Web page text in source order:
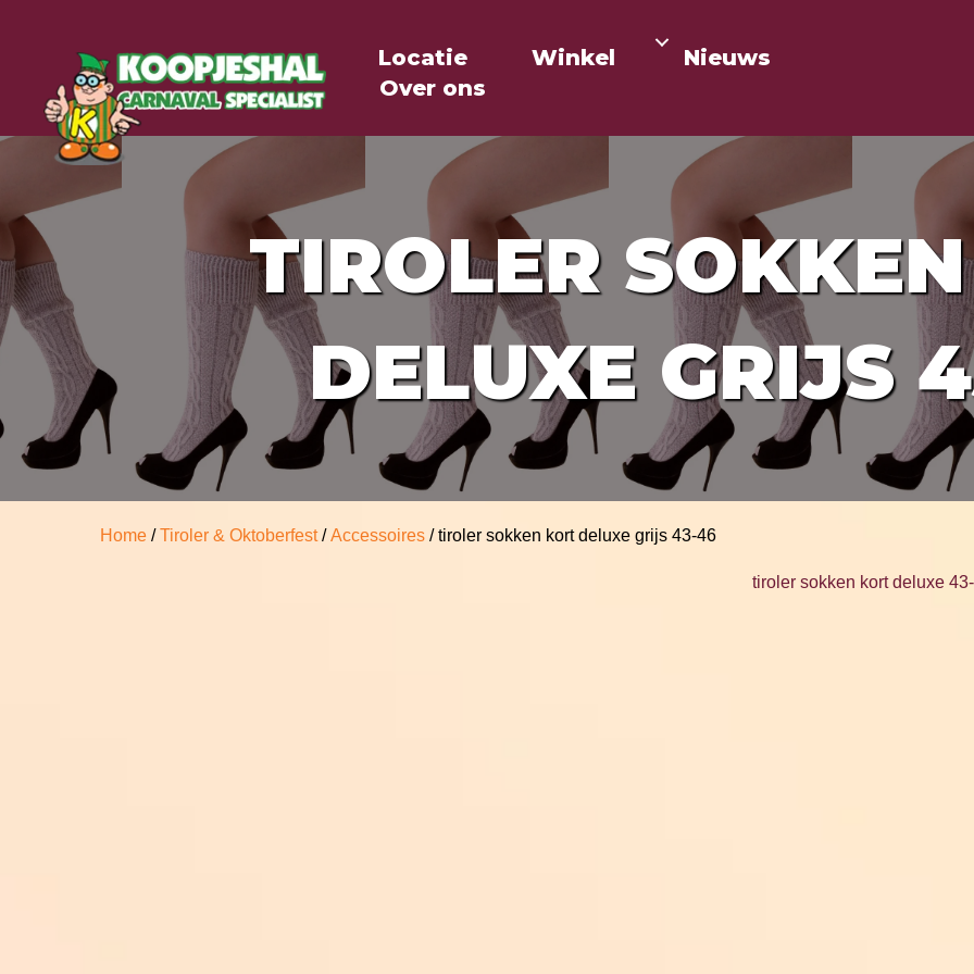
Locatie Winkel
Nieuws
Over ons
TIROLER
DELUXE GRIJS
Home /Tiroler & Oktoberfest/Accessoires / tiroler sokken kort deluxe grijs 43-46
tiroler sokken kort deluxe